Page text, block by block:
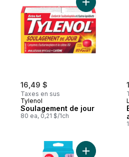
16,49 $
Taxes en sus
Tylenol
Soulagement de jour
80 ea, 0,21 $/1ch
Ajouter
Ajouter